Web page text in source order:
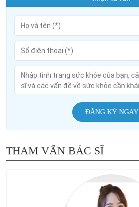
ĐĂNG KÝ NGAY
THAM VẤN BÁC SĨ